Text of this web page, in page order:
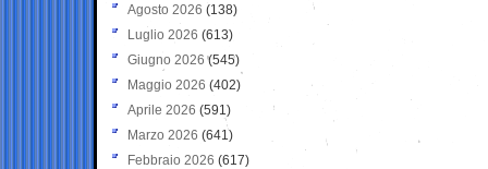
Agosto 2026 (138)
Luglio 2026 (613)
Giugno 2026 (545)
Maggio 2026 (402)
Aprile 2026 (591)
Marzo 2026 (641)
Febbraio 2026 (617)